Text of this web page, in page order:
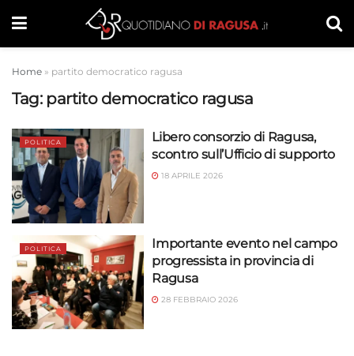
Home » partito democratico ragusa
Tag: partito democratico ragusa
POLITICA
Libero consorzio di Ragusa,
scontro sull’Ufficio di supporto
18 APRILE 2026
POLITICA
Importante evento nel campo
progressista in provincia di
Ragusa
28 FEBBRAIO 2026